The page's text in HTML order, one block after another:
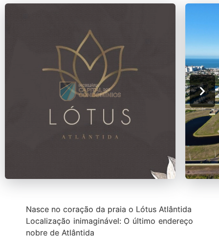
Nasce no coração da praia o Lótus Atlântida
Localização inimaginável: O último endereço
nobre de Atlântida